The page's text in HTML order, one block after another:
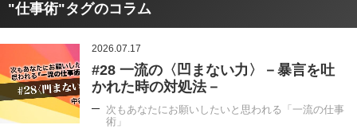
"仕事術"タグのコラム
2026.07.17
#28 一流の〈凹まない力〉－暴言を吐
かれた時の対処法－
次もあなたにお願いしたいと思われる「一流の仕事
術」